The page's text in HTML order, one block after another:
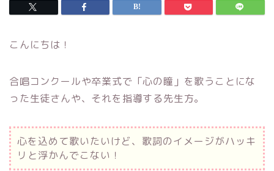
こんにちは！
合唱コンクールや卒業式で「心の瞳」を歌うことにな
った生徒さんや、それを指導する先生方。
心を込めて歌いたいけど、歌詞のイメージがハッキ
リと浮かんでこない！